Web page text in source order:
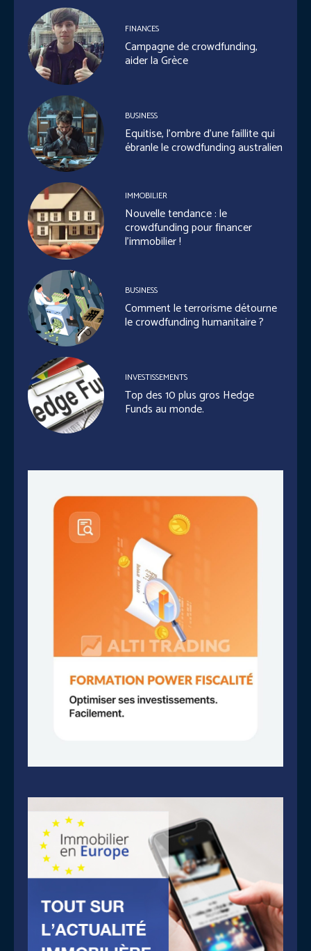
FINANCES
Campagne de crowdfunding,
aider la Grèce
BUSINESS
Equitise, l’ombre d’une faillite qui
ébranle le crowdfunding australien
IMMOBILIER
Nouvelle tendance : le
crowdfunding pour financer
l’immobilier !
BUSINESS
Comment le terrorisme détourne
le crowdfunding humanitaire ?
INVESTISSEMENTS
Top des 10 plus gros Hedge
Funds au monde.